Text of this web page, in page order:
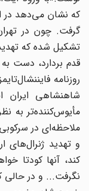
که نشان می‌دهد در
گرفت. چون در
تشکیل شده که
قدم بردارد، دست
روزنامه
شاهنشاهی ایران
مأیوس‌کننده‌تر به
ملاحظه‌ای در
و تهدید ژنرال‌های
کند، آنها کودتا
نگرفت... و در حالی